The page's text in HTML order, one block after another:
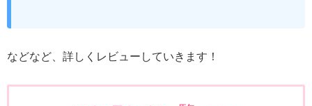
などなど、詳しくレビューしていきます！